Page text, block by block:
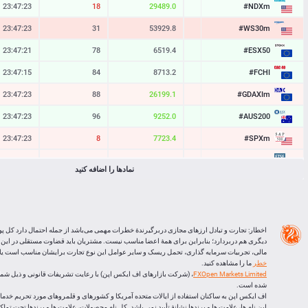
#NDXm
29488.0
29489.7
17
23:47:23
#WS30m
53926.7
53929.8
31
23:47:23
#ESX50
6511.6
6519.4
78
23:47:21
#FCHI
8704.8
8713.2
84
23:47:15
#GDAXIm
26190.3
26199.1
88
23:47:23
#AUS200
9242.4
9252.0
96
23:47:23
#SPXm
7722.6
7723.4
8
23:47:23
LTCUSD
45.327
45.423
23:47:23
XRPUSD
1.03015
1.03155
140
23:46:56
ETHUSD
1897.695
1898.125
430
23:46:55
نمادها را اضافه کنید
اخطار: تجارت و تبادل ارزهای مجازی دربرگیرندۀ خطرات مهمی می‌باشد از جمله احتمال دارد کل
دیگری هم دربردارد؛ بنابراین برای همۀ اعضا مناسب نیست. مشتریان باید قضاوت مستقلی در
مالی، تجربیات سرمایه گذاری، تحمل ریسک و سایر عوامل این نوع تجارت برایشان مناسب است یا
خطر ما را مشاهده کنید.
FXOpen Markets Limited
شده است.
اف ایکس اپن به ساکنان استفاده از ایالات متحده آمریکا و کشورهای و قلمروهای مورد تحریم